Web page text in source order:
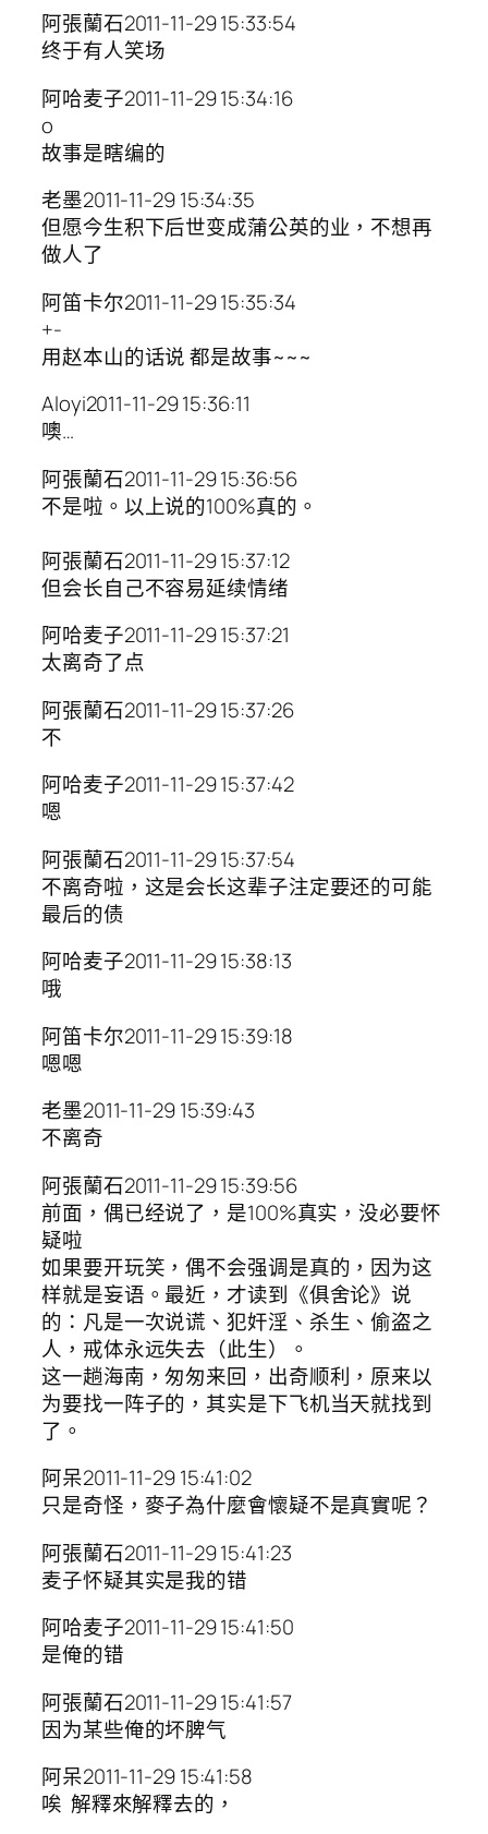
阿張蘭石2011-11-29 15:33:54
终于有人笑场
阿哈麦子2011-11-29 15:34:16
o
故事是瞎编的
老墨2011-11-29 15:34:35
但愿今生积下后世变成蒲公英的业，不想再
做人了
阿笛卡尔2011-11-29 15:35:34
+-
用赵本山的话说 都是故事~~~
Aloyi2011-11-29 15:36:11
噢…
阿張蘭石2011-11-29 15:36:56
不是啦。以上说的100%真的。
阿張蘭石2011-11-29 15:37:12
但会长自己不容易延续情绪
阿哈麦子2011-11-29 15:37:21
太离奇了点
阿張蘭石2011-11-29 15:37:26
不
阿哈麦子2011-11-29 15:37:42
嗯
阿張蘭石2011-11-29 15:37:54
不离奇啦，这是会长这辈子注定要还的可能
最后的债
阿哈麦子2011-11-29 15:38:13
哦
阿笛卡尔2011-11-29 15:39:18
嗯嗯
老墨2011-11-29 15:39:43
不离奇
阿張蘭石2011-11-29 15:39:56
前面，偶已经说了，是100%真实，没必要怀
疑啦
如果要开玩笑，偶不会强调是真的，因为这
样就是妄语。最近，才读到《俱舍论》说
的：凡是一次说谎、犯奸淫、杀生、偷盗之
人，戒体永远失去（此生）。
这一趟海南，匆匆来回，出奇顺利，原来以
为要找一阵子的，其实是下飞机当天就找到
了。
阿呆2011-11-29 15:41:02
只是奇怪，麥子為什麼會懷疑不是真實呢？
阿張蘭石2011-11-29 15:41:23
麦子怀疑其实是我的错
阿哈麦子2011-11-29 15:41:50
是俺的错
阿張蘭石2011-11-29 15:41:57
因为某些俺的坏脾气
阿呆2011-11-29 15:41:58
唉 解釋來解釋去的，